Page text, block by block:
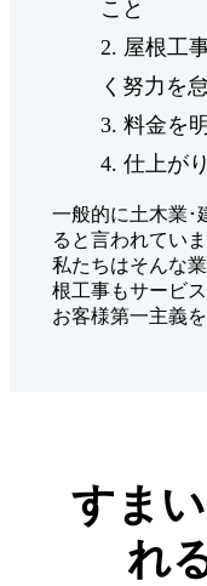
こと
屋根工
く努力を
料金を
仕上が
一般的に土木業･
ると言われていま
私たちはそんな
根工事もサービ
お客様第一主義
すま
れ